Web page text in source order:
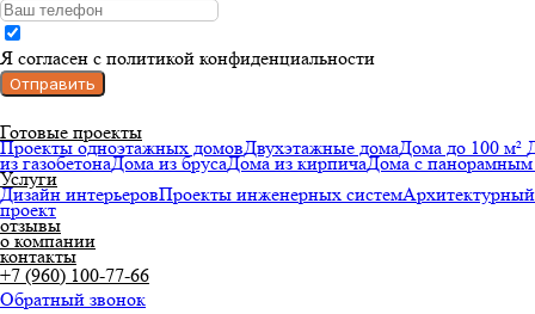
Я согласен с политикой конфиденциальности
Отправить
Готовые проекты
Проекты одноэтажных домовДвухэтажные домаДома до 100 м²
из газобетонаДома из брусаДома из кирпичаДома с панорамным
Услуги
Дизайн интерьеровПроекты инженерных систем
проект
отзывы
о компании
контакты
+7 (960) 100-77-66
Обратный звонок